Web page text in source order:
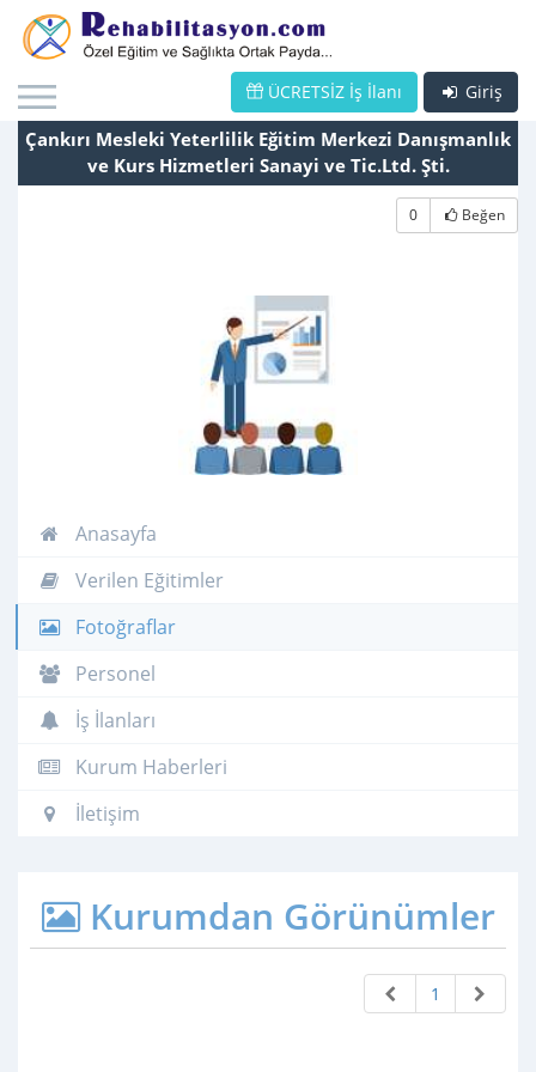
Giriş
ÜCRETSİZ İş İlanı
Çankırı Mesleki Yeterlilik Eğitim Merkezi Danışmanlık
ve Kurs Hizmetleri Sanayi ve Tic.Ltd. Şti.
0 Beğen
Anasayfa
Verilen Eğitimler
Fotoğraflar
Personel
İş İlanları
Kurum Haberleri
İletişim
Kurumdan Görünümler
1